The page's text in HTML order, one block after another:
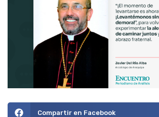
Compartir en Facebook